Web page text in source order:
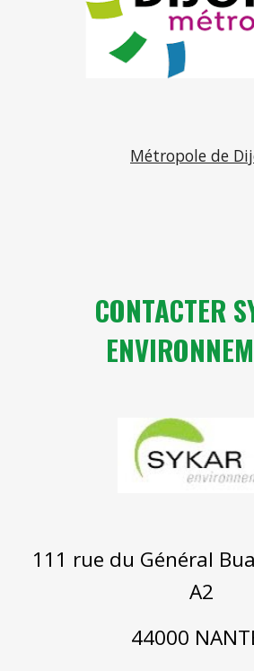
Métropole de
CONTACTER
111 rue du Général
A2
44000